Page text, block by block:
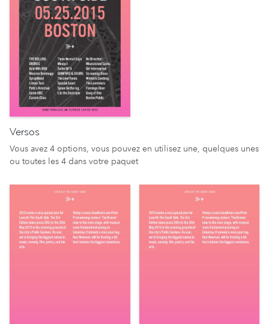
Versos
Vous avez 4 options, vous pouvez en utilisez une, quelques unes
ou toutes les 4 dans votre paquet